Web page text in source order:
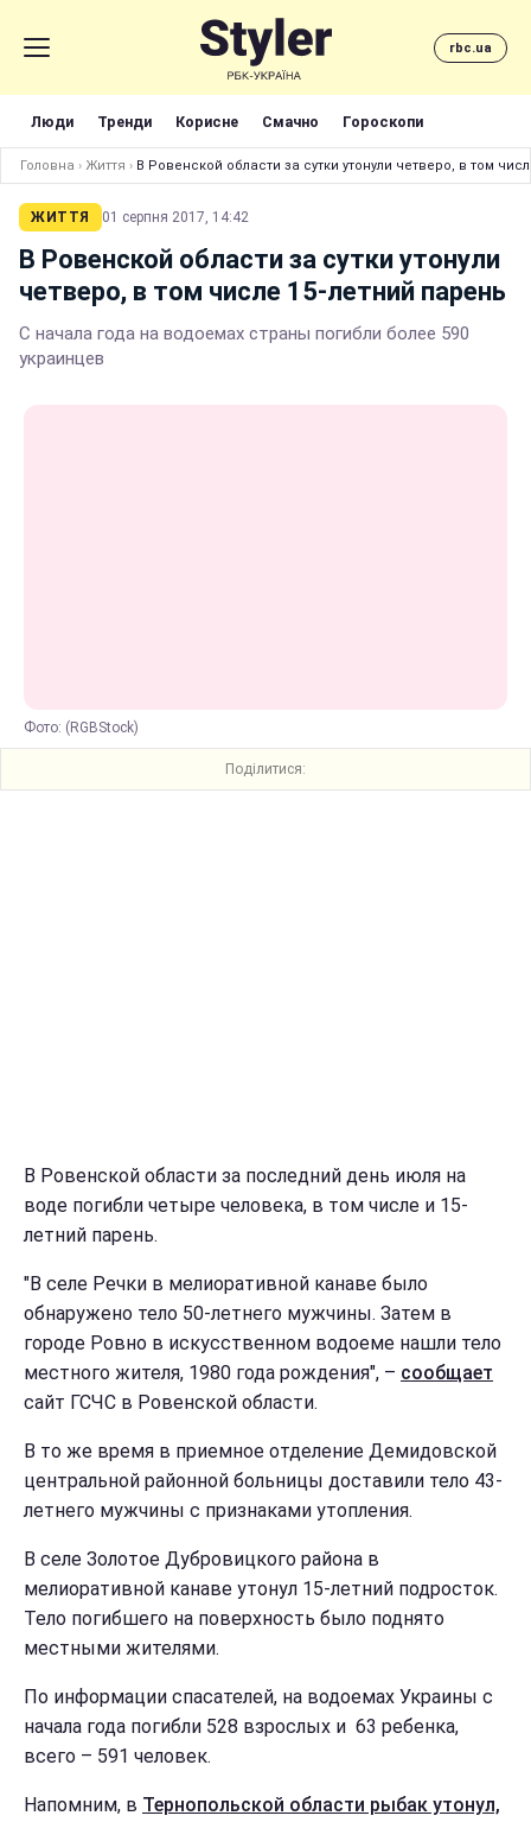
rbc.ua
Люди Тренди Корисне Смачно Гороскопи
Головна › Життя › В Ровенской области за сутки утонули четверо, в том
ЖИТТЯ 01 серпня 2017, 14:42
В Ровенской области за сутки утонули
четверо, в том числе 15-летний парень
С начала года на водоемах страны погибли более 590
украинцев
Фото: (RGBStock)
Поділитися:
В Ровенской области за последний день июля на
воде погибли четыре человека, в том числе и 15-
летний парень.
"В селе Речки в мелиоративной канаве было
обнаружено тело 50-летнего мужчины. Затем в
городе Ровно в искусственном водоеме нашли тело
местного жителя, 1980 года рождения", – сообщает
сайт ГСЧС в Ровенской области.
В то же время в приемное отделение Демидовской
центральной районной больницы доставили тело 43-
летнего мужчины с признаками утопления.
В селе Золотое Дубровицкого района в
мелиоративной канаве утонул 15-летний подросток.
Тело погибшего на поверхность было поднято
местными жителями.
По информации спасателей, на водоемах Украины с
начала года погибли 528 взрослых и 63 ребенка,
всего – 591 человек.
Напомним, в Тернопольской области рыбак утонул,